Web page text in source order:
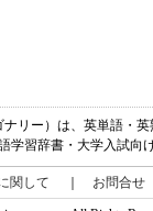
リー）は、英単語・
学習辞書・大学入試向
関して お問合せ